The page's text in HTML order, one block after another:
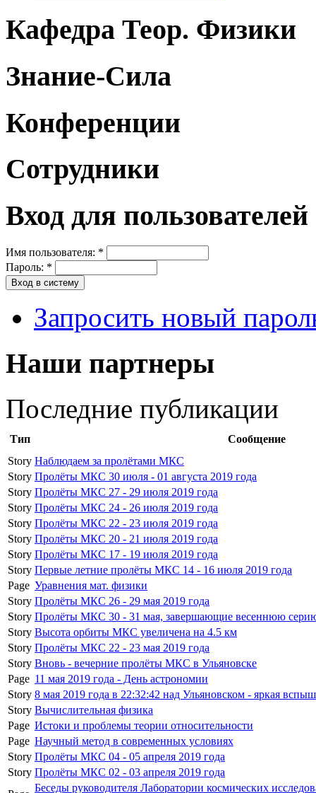
Кафедра Теор. Физики
Знание-Сила
Конференции
Сотрудники
Вход для пользователей
Имя пользователя: *
Пароль: *
Запросить новый
Наши партнеры
Последние публикации
Тип
Сообщение
Story Наблюдаем за пролётами МКС
Story Пролёты МКС 30 июля - 01 августа 2019 года
Story Пролёты МКС 27 - 29 июля 2019 года
Story Пролёты МКС 24 - 26 июля 2019 года
Story Пролёты МКС 22 - 23 июля 2019 года
Story Пролёты МКС 20 - 21 июля 2019 года
Story Пролёты МКС 17 - 19 июля 2019 года
Story Первые летние пролёты МКС 14 - 16 июля 2019 года
Page Уравнения мат. физики
Story Пролёты МКС 26 - 29 мая 2019 года
Story Пролёты МКС 30 - 31 мая, завершающие весеннюю
Story Высота орбиты МКС увеличена на 4.5 км
Story Пролёты МКС 22 - 23 мая 2019 года
Story Вновь - вечерние пролёты МКС в Ульяновске
Page 11 мая 2019 года - День астрономии
Story 8 мая 2019 года в 22:32:42 над Ульяновском - яркая
Story Вычислительная физика
Page Истоки и проблемы теории относительности
Page Научный метод в современных условиях
Story Пролёты МКС 04 - 05 апреля 2019 года
Story Пролёты МКС 02 - 03 апреля 2019 года
Беседы руководителя Лаборатории космических